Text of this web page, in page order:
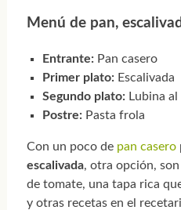
Menú de pan,
Entrante: Pan casero
Primer plato: Escalivada
Segundo plato: Lubina
Postre: Pasta frola
Con un poco de pan casero
escalivada, otra opción, son
de tomate, una tapa rica
y otras recetas en el